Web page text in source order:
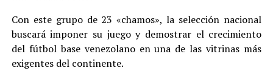
Con este grupo de 23 «chamos», la selección nacional
buscará imponer su juego y demostrar el crecimiento
del fútbol base venezolano en una de las vitrinas más
exigentes del continente.